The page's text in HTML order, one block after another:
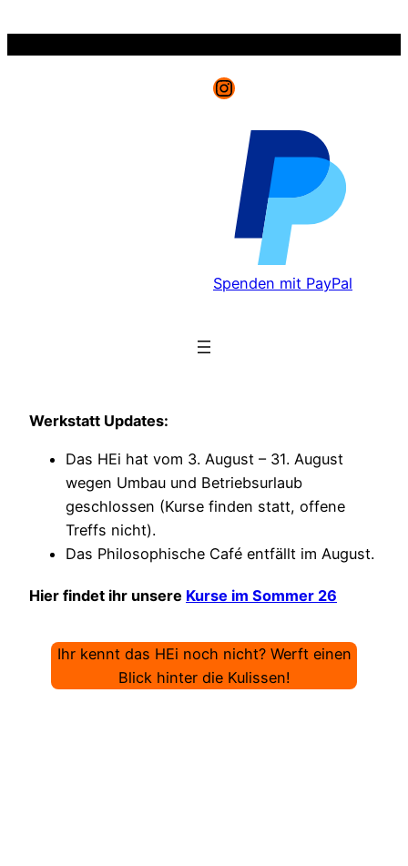
Instagram
Spenden mit PayPal
Werkstatt Updates:
Das HEi hat vom 3. August – 31. August
wegen Umbau und Betriebsurlaub
geschlossen (Kurse finden statt, offene
Treffs nicht).
Das Philosophische Café entfällt im August.
Hier findet ihr unsere Kurse im Sommer 26
Ihr kennt das HEi noch nicht? Werft einen
Blick hinter die Kulissen!